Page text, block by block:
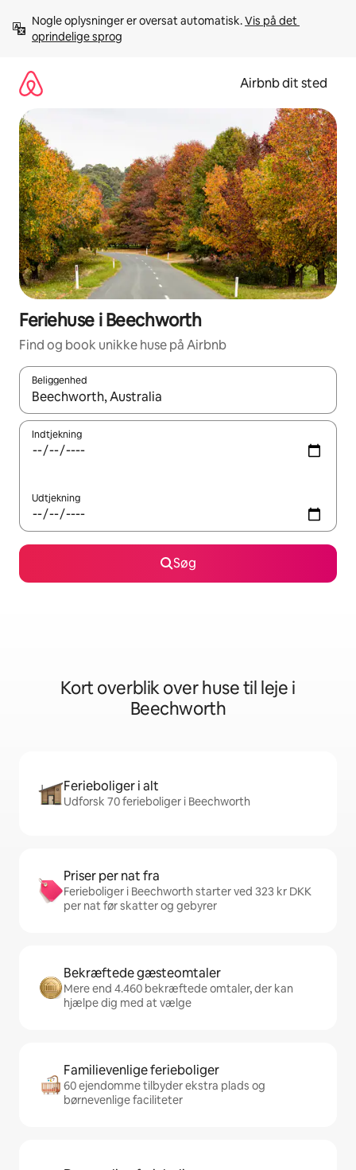
videre
Nogle oplysninger er oversat automatisk. Vis på det
oprindelige sprog
Airbnb dit sted
Feriehuse i Beechworth
Find og book unikke huse på Airbnb
Beliggenhed
Når resultaterne er tilgængelige, skal du navigere med
Indtjekning
Udtjekning
Søg
Kort overblik over huse til leje i
Beechworth
Ferieboliger i alt
Udforsk 70 ferieboliger i Beechworth
Priser per nat fra
Ferieboliger i Beechworth starter ved 323 kr DKK
per nat før skatter og gebyrer
Bekræftede gæsteomtaler
Mere end 4.460 bekræftede omtaler, der kan
hjælpe dig med at vælge
Familievenlige ferieboliger
60 ejendomme tilbyder ekstra plads og
børnevenlige faciliteter